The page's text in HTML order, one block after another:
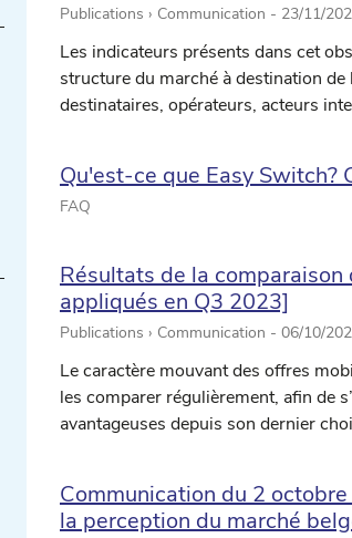
Publications › Communication - 23/11/
Les indicateurs présents dans cet
structure du marché à destination
destinataires, opérateurs, acteurs
Qu'est-ce que Easy
FAQ
Résultats de la
appliqués en Q3 2023]
Publications › Communication - 06/10/
Le caractère mouvant des offres
les comparer régulièrement, afin de
avantageuses depuis son dernier
Communication du 2
la perception du marché